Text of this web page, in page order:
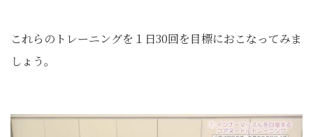
これらのトレーニングを１日30回を目標におこなってみま
しょう。